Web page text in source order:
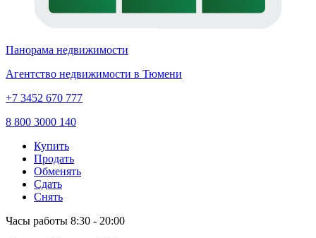
Панорама недвижимости
Агентство недвижимости в Тюмени
+7 3452 670 777
8 800 3000 140
Купить
Продать
Обменять
Сдать
Снять
Часы работы 8:30 - 20:00